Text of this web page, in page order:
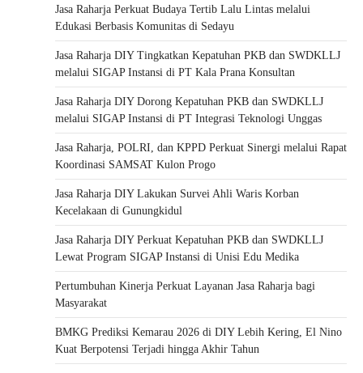
Jasa Raharja Perkuat Budaya Tertib Lalu Lintas melalui
Edukasi Berbasis Komunitas di Sedayu
Jasa Raharja DIY Tingkatkan Kepatuhan PKB dan SWDKLLJ
melalui SIGAP Instansi di PT Kala Prana Konsultan
Jasa Raharja DIY Dorong Kepatuhan PKB dan SWDKLLJ
melalui SIGAP Instansi di PT Integrasi Teknologi Unggas
Jasa Raharja, POLRI, dan KPPD Perkuat Sinergi melalui Rapat
Koordinasi SAMSAT Kulon Progo
Jasa Raharja DIY Lakukan Survei Ahli Waris Korban
Kecelakaan di Gunungkidul
Jasa Raharja DIY Perkuat Kepatuhan PKB dan SWDKLLJ
Lewat Program SIGAP Instansi di Unisi Edu Medika
Pertumbuhan Kinerja Perkuat Layanan Jasa Raharja bagi
Masyarakat
BMKG Prediksi Kemarau 2026 di DIY Lebih Kering, El Nino
Kuat Berpotensi Terjadi hingga Akhir Tahun